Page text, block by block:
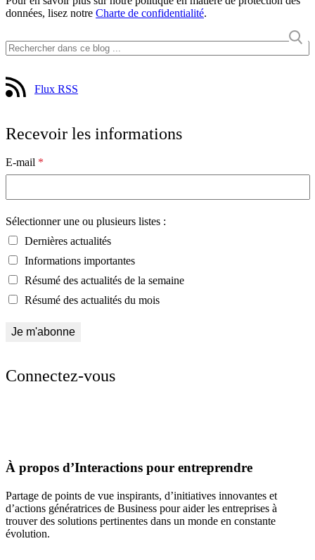
données, lisez notre Charte de confidentialité.
Flux RSS
Recevoir les informations
E-mail *
Sélectionner une ou plusieurs listes :
Dernières actualités
Informations importantes
Résumé des actualités de la semaine
Résumé des actualités du mois
Connectez-vous
À propos d’Interactions pour entreprendre
Partage de points de vue inspirants, d’initiatives innovantes et
d’actions génératrices de Business pour aider les entreprises à
trouver des solutions pertinentes dans un monde en constante
évolution.